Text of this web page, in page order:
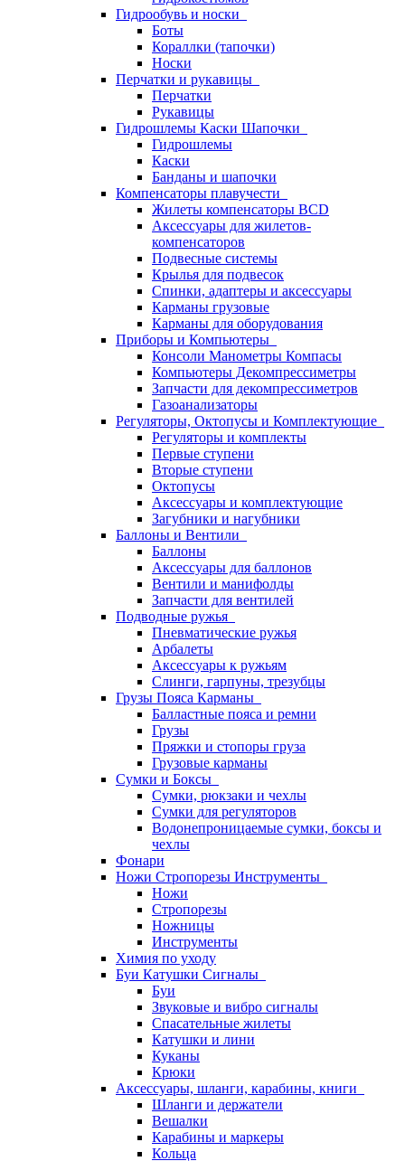
Гидрообувь и носки
Боты
Кораллки (тапочки)
Носки
Перчатки и рукавицы
Перчатки
Рукавицы
Гидрошлемы Каски Шапочки
Гидрошлемы
Каски
Банданы и шапочки
Компенсаторы плавучести
Жилеты компенсаторы BCD
Аксессуары для жилетов-
компенсаторов
Подвесные системы
Крылья для подвесок
Спинки, адаптеры и аксессуары
Карманы грузовые
Карманы для оборудования
Приборы и Компьютеры
Консоли Манометры Компасы
Компьютеры Декомпрессиметры
Запчасти для декомпрессиметров
Газоанализаторы
Регуляторы, Октопусы и Комплектующие
Регуляторы и комплекты
Первые ступени
Вторые ступени
Октопусы
Аксессуары и комплектующие
Загубники и нагубники
Баллоны и Вентили
Баллоны
Аксессуары для баллонов
Вентили и манифолды
Запчасти для вентилей
Подводные ружья
Пневматические ружья
Арбалеты
Аксессуары к ружьям
Слинги, гарпуны, трезубцы
Грузы Пояса Карманы
Балластные пояса и ремни
Грузы
Пряжки и стопоры груза
Грузовые карманы
Сумки и Боксы
Сумки, рюкзаки и чехлы
Сумки для регуляторов
Водонепроницаемые сумки, боксы и
чехлы
Фонари
Ножи Стропорезы Инструменты
Ножи
Стропорезы
Ножницы
Инструменты
Химия по уходу
Буи Катушки Сигналы
Буи
Звуковые и вибро сигналы
Спасательные жилеты
Катушки и лини
Куканы
Крюки
Аксессуары, шланги, карабины, книги
Шланги и держатели
Вешалки
Карабины и маркеры
Кольца